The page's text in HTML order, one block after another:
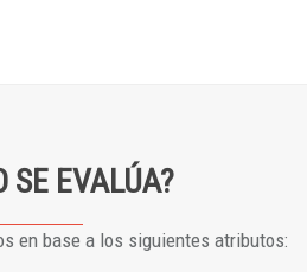
SE EVALÚA?
en base a los siguientes atributos: